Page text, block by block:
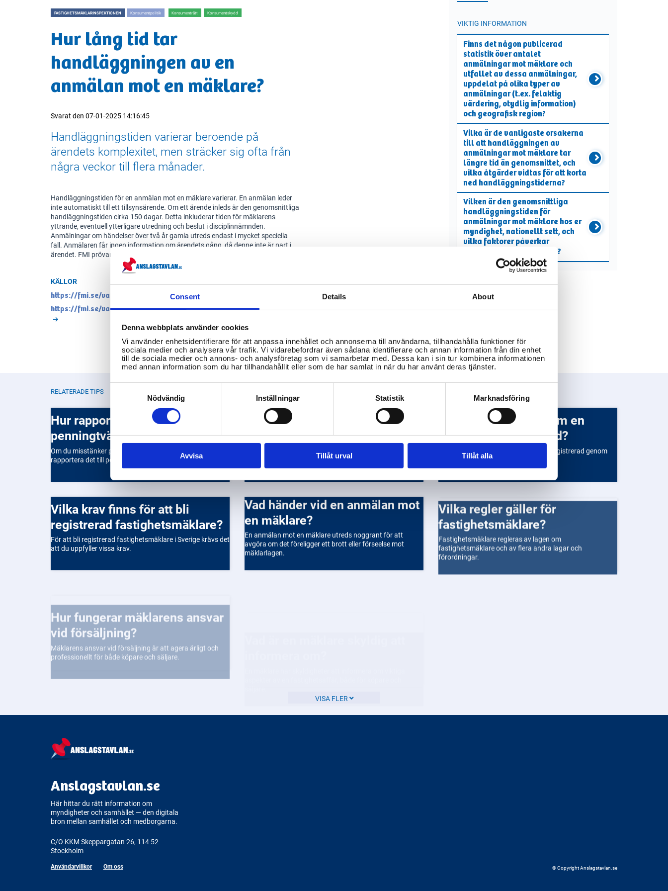
Consent Details About
Denna webbplats använder cookies
Vi använder enhetsidentifierare för att anpassa innehållet och annonserna till användarna, tillhandahålla funktioner för
sociala medier och analysera vår trafik. Vi vidarebefordrar även sådana identifierare och annan information från din enhet
till de sociala medier och annons- och analysföretag som vi samarbetar med. Dessa kan i sin tur kombinera informationen
med annan information som du har tillhandahållit eller som de har samlat in när du har använt deras tjänster.
Nödvändig Inställningar Statistik Marknadsföring
Avvisa Tillåt urval Tillåt alla
FASTIGHETSMÄKLARINSPEKTIONEN Konsumentpolitik Konsumenträtt Konsumentskydd
Hur lång tid tar
handläggningen av en
anmälan mot en mäklare?
Svarat den 07-01-2025 14:16:45
Handläggningstiden varierar beroende på
ärendets komplexitet, men sträcker sig ofta från
några veckor till flera månader.
Handläggningstiden för en anmälan mot en mäklare varierar. En anmälan leder
inte automatiskt till ett tillsynsärende. Om ett ärende inleds är den genomsnittliga
handläggningstiden cirka 150 dagar. Detta inkluderar tiden för mäklarens
yttrande, eventuell ytterligare utredning och beslut i disciplinnämnden.
Anmälningar om händelser över två år gamla utreds endast i mycket speciella
fall. Anmälaren får ingen information om ärendets gång, då denne inte är part i
ärendet. FMI prövar inte tvister eller skadeståndskrav.
KÄLLOR
https://fmi.se/var-tillsyn/anmal-en-maklare/
https://fmi.se/var-tillsyn/handlaggning-av-anmalningar-och-arenden/
VIKTIG INFORMATION
Finns det någon publicerad
statistik över antalet
anmälningar mot mäklare och
utfallet av dessa anmälningar,
uppdelat på olika typer av
anmälningar (t.ex. felaktig
värdering, otydlig information)
och geografisk region?
Vilka är de vanligaste orsakerna
till att handläggningen av
anmälningar mot mäklare tar
längre tid än genomsnittet, och
vilka åtgärder vidtas för att korta
ned handläggningstiderna?
Vilken är den genomsnittliga
handläggningstiden för
anmälningar mot mäklare hos er
myndighet, nationellt sett, och
vilka faktorer påverkar
handläggningstiden mest?
RELATERADE TIPS
Hur rapporterar jag misstänkt
penningtvätt?
Om du misstänker penningtvätt är det viktigt att
rapportera det till polisen eller Finansinspektionen.
fastighetsmäklare?
Du kan anmäla en fastighetsmäklare till
Fastighetsmäklarinspektionen om du anser att de har
mäklare är registrerad?
Du kan kontrollera om en mäklare är registrerad genom
att kontakta Finansinspektionen.
Vilka krav finns för att bli
registrerad fastighetsmäklare?
För att bli registrerad fastighetsmäklare i Sverige krävs det
att du uppfyller vissa krav.
Vad händer vid en anmälan mot
en mäklare?
En anmälan mot en mäklare utreds noggrant för att
avgöra om det föreligger ett brott eller förseelse mot
mäklarlagen.
Vilka regler gäller för
fastighetsmäklare?
Fastighetsmäklare regleras av lagen om
fastighetsmäklare och av flera andra lagar och
förordningar.
vid försäljning?
Mäklarens ansvar vid försäljning är att agera ärligt och
professionellt för både köpare och säljare.
VISA FLER
Anslagstavlan.se
Här hittar du rätt information om
myndigheter och samhället — den digitala
bron mellan samhället och medborgarna.
C/O KKM Skeppargatan 26, 114 52
Stockholm
Användarvillkor Om oss © Copyright Anslagstavlan.se